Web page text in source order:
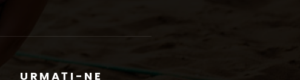
URMAȚI-NE